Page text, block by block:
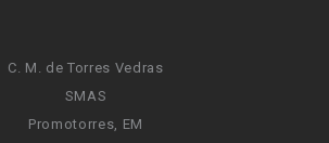
C. M. de Torres Vedras
SMAS
Promotorres, EM